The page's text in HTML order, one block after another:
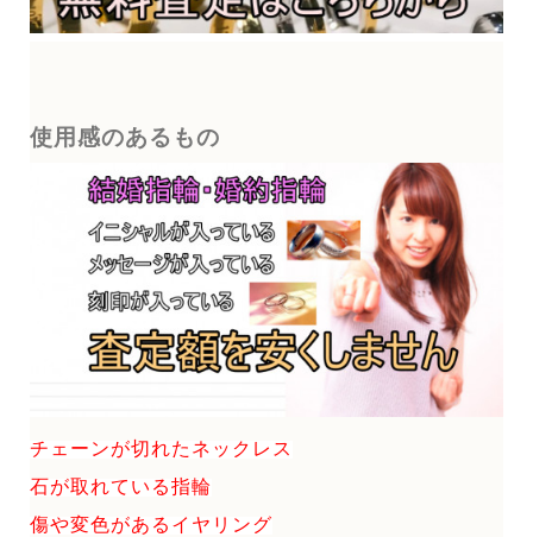
使用感のあるもの
チェーンが切れたネックレス
石が取れている指輪
傷や変色があるイヤリング